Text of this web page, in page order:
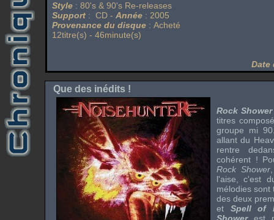
Style : 80's & 90's Re-releases
Support : CD - Année : 2005
Provenance du disque : Acheté
12titre(s) - 46minute(s)
Date
Que des inédits !
Rock Shower
titres
groupe mi
allant du
rentre
cohérent !
Rock Shower
l'aise, c'est
mélodies sont
des deux
et Spell of